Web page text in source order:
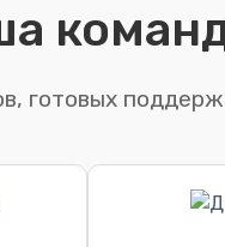
готовых